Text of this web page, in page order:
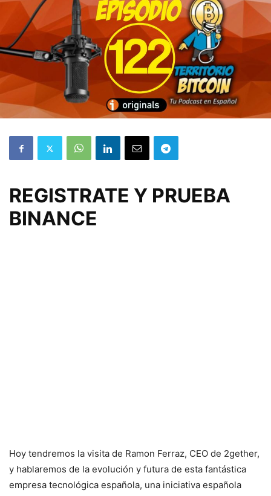
REGISTRATE Y PRUEBA
BINANCE
Hoy tendremos la visita de Ramon Ferraz, CEO de 2gether,
y hablaremos de la evolución y futura de esta fantástica
empresa tecnológica española, una iniciativa española